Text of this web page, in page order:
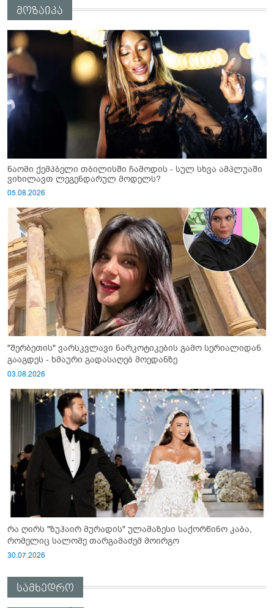
მოზაიკა
ნაომი ქემპბელი თბილისში ჩამოდის - სულ სხვა ამპლუაში
ვიხილავთ ლეგენდარულ მოდელს?
05.08.2026
"შერბეთის" ვარსკვლავი ნარკოტიკების გამო სერიალიდან
გააგდეს - ხმაური გადასაღებ მოედანზე
03.08.2026
რა ღირს "ზუჰაირ მურადის" ულამაზესი საქორწინო კაბა,
რომელიც სალომე თარგამაძემ მოირგო
30.07.2026
სამხედრო